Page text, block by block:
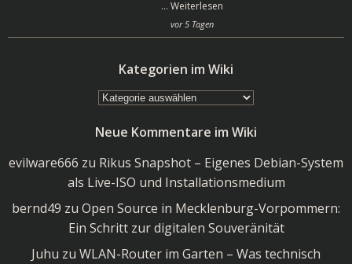
… Weiterlesen
vor 5 Tagen
Kategorien im Wiki
Kategorien
Wiki
Neue Kommentare im Wiki
evilware666 zu Rikus Snapshot – Eigenes Debian-System
als Live-ISO und Installationsmedium
bernd49 zu Open Source in Mecklenburg-Vorpommern:
Ein Schritt zur digitalen Souveränität
Juhu zu WLAN-Router im Garten – Was technisch